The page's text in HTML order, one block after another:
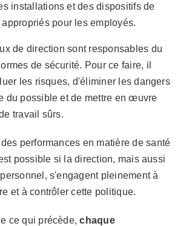
installations et des dispositifs de
appropriés pour les employés.
de direction sont responsables du
de sécurité. Pour ce faire, il
les risques, d'éliminer les dangers
du possible et de mettre en œuvre
travail sûrs.
performances en matière de santé
possible si la direction, mais aussi
s'engagent pleinement à
et à contrôler cette politique.
ce qui précède,chaque